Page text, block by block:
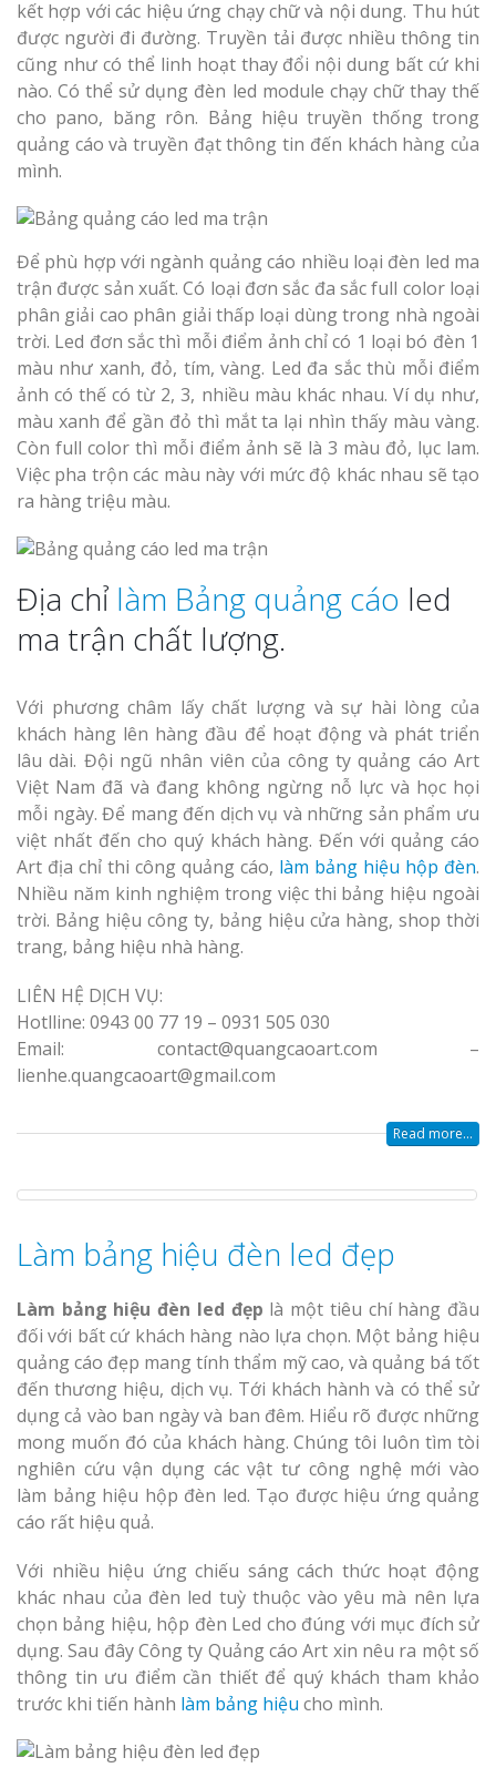
kết hợp với các hiệu ứng chạy chữ và nội dung. Thu hút
được người đi đường. Truyền tải được nhiều thông tin
cũng như có thể linh hoạt thay đổi nội dung bất cứ khi
nào. Có thể sử dụng đèn led module chạy chữ thay thế
cho pano, băng rôn. Bảng hiệu truyền thống trong
quảng cáo và truyền đạt thông tin đến khách hàng của
mình.
Để phù hợp với ngành quảng cáo nhiều loại đèn led ma
trận được sản xuất. Có loại đơn sắc đa sắc full color loại
phân giải cao phân giải thấp loại dùng trong nhà ngoài
trời. Led đơn sắc thì mỗi điểm ảnh chỉ có 1 loại bó đèn 1
màu như xanh, đỏ, tím, vàng. Led đa sắc thù mỗi điểm
ảnh có thế có từ 2, 3, nhiều màu khác nhau. Ví dụ như,
màu xanh để gần đỏ thì mắt ta lại nhìn thấy màu vàng.
Còn full color thì mỗi điểm ảnh sẽ là 3 màu đỏ, lục lam.
Việc pha trộn các màu này với mức độ khác nhau sẽ tạo
ra hàng triệu màu.
Địa chỉ làm Bảng quảng cáo led
ma trận chất lượng.
Với phương châm lấy chất lượng và sự hài lòng của
khách hàng lên hàng đầu để hoạt động và phát triển
lâu dài. Đội ngũ nhân viên của công ty quảng cáo Art
Việt Nam đã và đang không ngừng nỗ lực và học họi
mỗi ngày. Để mang đến dịch vụ và những sản phẩm ưu
việt nhất đến cho quý khách hàng. Đến với quảng cáo
Art địa chỉ thi công quảng cáo, làm bảng hiệu hộp đèn.
Nhiều năm kinh nghiệm trong việc thi bảng hiệu ngoài
trời. Bảng hiệu công ty, bảng hiệu cửa hàng, shop thời
trang, bảng hiệu nhà hàng.
LIÊN HỆ DỊCH VỤ:
Hotlline: 0943 00 77 19 – 0931 505 030
Email: contact@quangcaoart.com –
lienhe.quangcaoart@gmail.com
Read more...
Làm bảng hiệu đèn led đẹp
Làm bảng hiệu đèn led đẹp là một tiêu chí hàng đầu
đối với bất cứ khách hàng nào lựa chọn. Một bảng hiệu
quảng cáo đẹp mang tính thẩm mỹ cao, và quảng bá tốt
đến thương hiệu, dịch vụ. Tới khách hành và có thể sử
dụng cả vào ban ngày và ban đêm. Hiểu rõ được những
mong muốn đó của khách hàng. Chúng tôi luôn tìm tòi
nghiên cứu vận dụng các vật tư công nghệ mới vào
làm bảng hiệu hộp đèn led. Tạo được hiệu ứng quảng
cáo rất hiệu quả.
Với nhiều hiệu ứng chiếu sáng cách thức hoạt động
khác nhau của đèn led tuỳ thuộc vào yêu mà nên lựa
chọn bảng hiệu, hộp đèn Led cho đúng với mục đích sử
dụng. Sau đây Công ty Quảng cáo Art xin nêu ra một số
thông tin ưu điểm cần thiết để quý khách tham khảo
trước khi tiến hành làm bảng hiệu cho mình.